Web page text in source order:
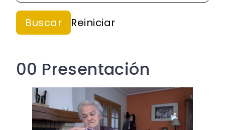
00 Presentación